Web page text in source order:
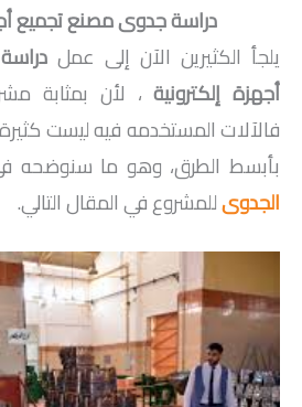
دراسة جدوى مصنع تجميع
يلجأ الكثيرين الآن إلى عمل
أجهزة إلكترونية ، لأن بمثابة
فالآلات المستخدمه فيه ليست
بأبسط الطرق، وهو ما سنوضحه
الجدوىللمشروع في المقال التالي.